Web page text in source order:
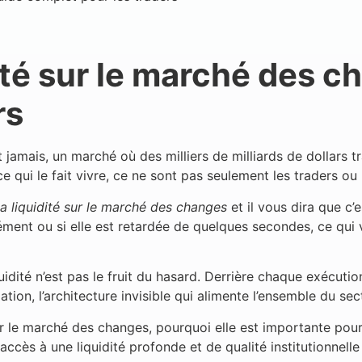
sur le marché des
un marché où des milliers de milliards de dollars
qui le fait vivre, ce ne sont pas seulement les traders
liquidité sur le marché des changes et il vous dira que
ou si elle est retardée de quelques secondes, ce
n’est pas le fruit du hasard. Derrière chaque
l’architecture invisible qui alimente l’ensemble du
le marché des changes, pourquoi elle est importante
à une liquidité profonde et de qualité